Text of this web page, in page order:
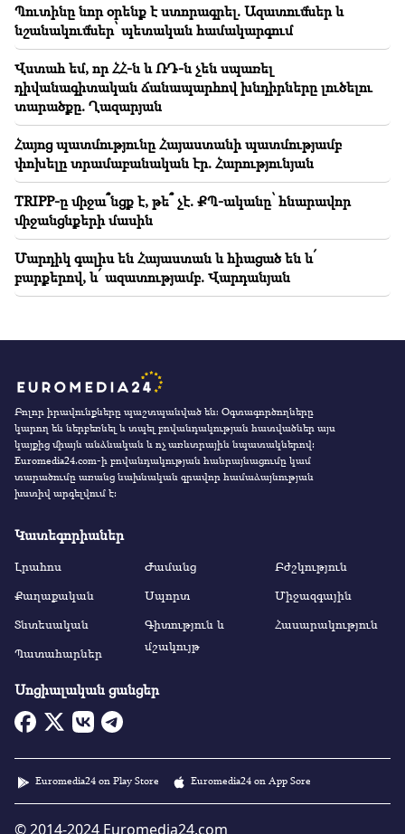
Պուտինը նոր օրենք է ստորագրել. Ազատումներ և
նշանակումներ՝ պետական համակարգում
Վստահ եմ, որ ՀՀ-ն և ՌԴ-ն չեն սպառել
դիվանագիտական ճանապարհով խնդիրները լուծելու
տարածքը. Ղազարյան
Հայոց պատմությունը Հայաստանի պատմությամբ
փոխելը տրամաբանական էր. Հարությունյան
TRIPP-ը միջա՞նցք է, թե՞ չէ. ՔՊ-ականը՝ հնարավոր
միջանցնքերի մասին
Մարդիկ գալիս են Հայաստան և հիացած են և՛
բարքերով, և՛ ազատությամբ. Վարդանյան
Բոլոր իրավունքները պաշտպանված են։ Օգտագործողները
կարող են ներբեռնել և տպել բովանդակության հատվածներ այս
կայքից միայն անձնական և ոչ առևտրային նպատակներով:
Euromedia24.com-ի բովանդակության հանրայնացումը կամ
տարածումը առանց նախնական գրավոր համաձայնության
խստիվ արգելվում է:
Կատեգորիաներ
Լրահոս
Քաղաքական
Տնտեսական
Պատահարներ
Ժամանց
Սպորտ
Գիտություն և
մշակույթ
Բժշկություն
Միջազգային
Հասարակություն
Սոցիալական ցանցեր
© 2014-2024 Euromedia24.com
Euromedia24 on Play Store Euromedia24 on App Sore